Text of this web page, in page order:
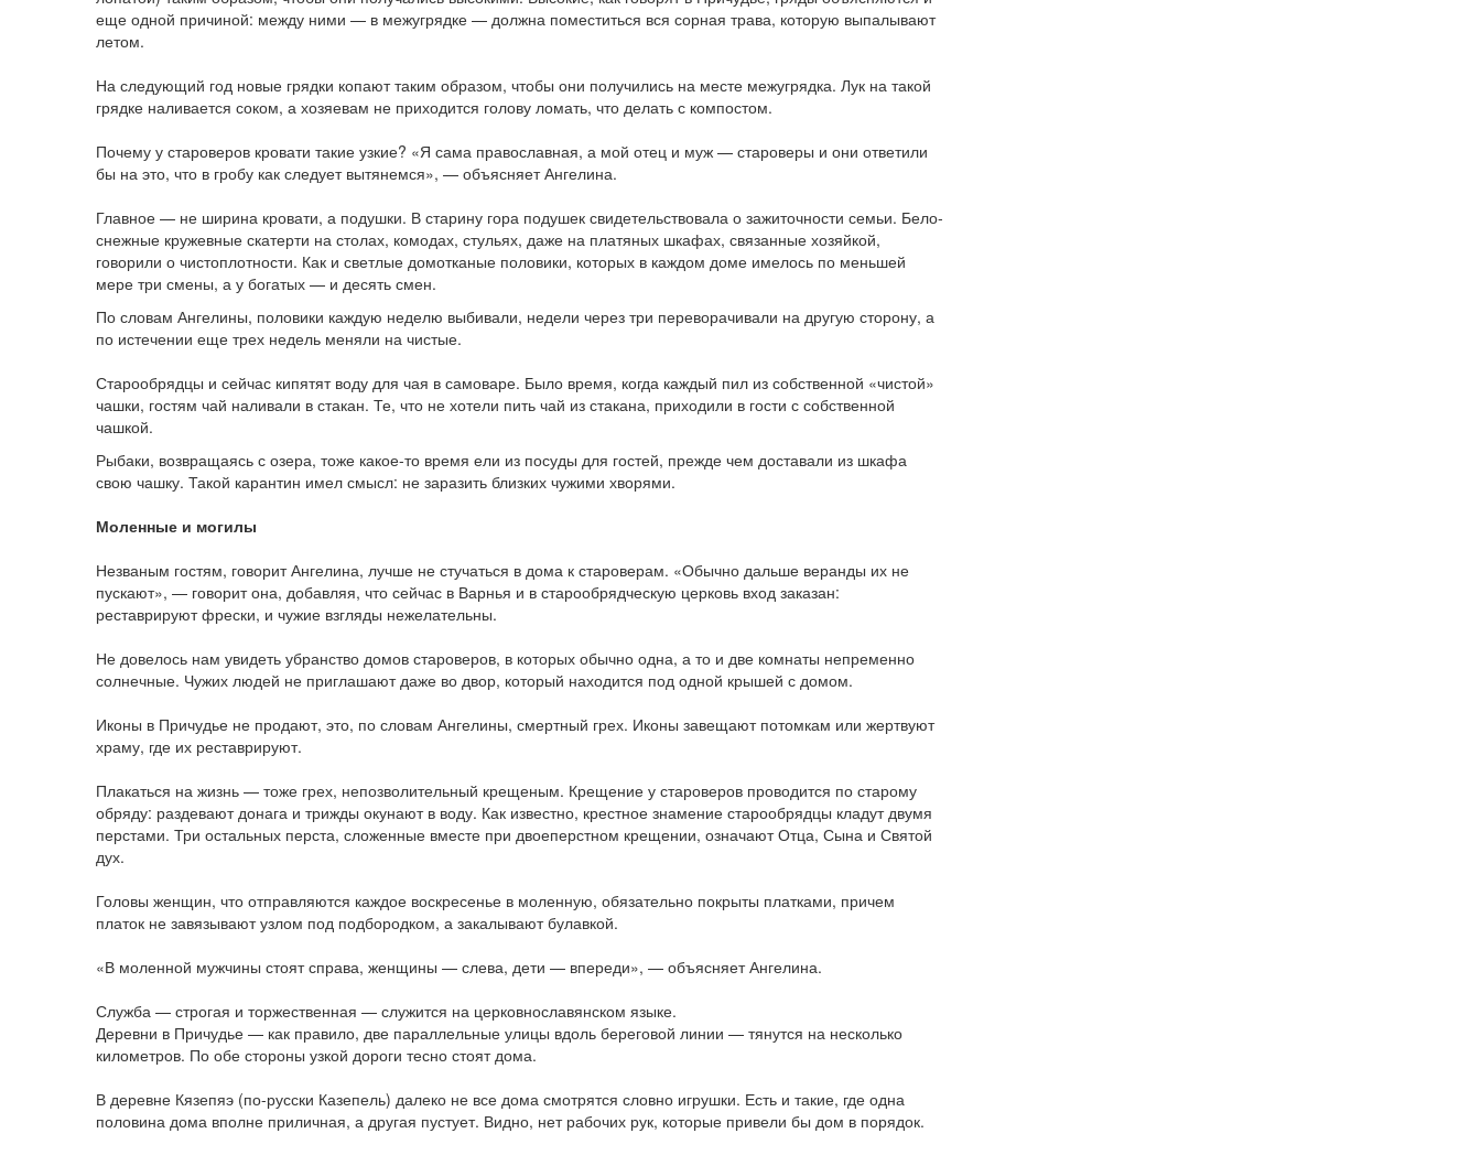
еще одной причиной: между ними — в межугрядке — должна помес­титься вся сорная трава, которую выпалывают
летом.
На следующий год новые грядки копают таким образом, чтобы они получились на месте межугрядка. Лук на такой
грядке наливается соком, а хозяевам не приходится голову ломать, что делать с компостом.
Почему у староверов кровати такие узкие? «Я сама православная, а мой отец и муж — староверы и они ответили
бы на это, что в гробу как следует вытянемся», — объясняет Ангелина.
Главное — не ширина кро­вати, а подушки. В старину го­ра подушек свидетельствовала о зажиточности семьи. Бело­
снежные кружевные скатерти на столах, комодах, стульях, да­же на платяных шкафах, свя­занные хозяйкой,
говорили о чис­топлотности. Как и светлые домотканые половики, ко­торых в каждом доме имелось по меньшей
мере три смены, а у богатых — и десять смен.
По словам Ангелины, половики каждую неделю выбивали, недели через три переворачивали на другую сторону, а
по истечении еще трех недель меняли на чистые.
Старообрядцы и сейчас кипятят воду для чая в самоваре. Было время, когда каждый пил из собственной «чис­той»
чашки, гостям чай наливали в стакан. Те, что не хотели пить чай из стакана, приходили в гости с собственной
чашкой.
Рыбаки, возвращаясь с озера, тоже какое-то время ели из посуды для гостей, прежде чем доставали из шкафа
свою чашку. Такой карантин имел смысл: не заразить близких чужими хворями.
Моленные и могилы
Незваным гостям, говорит Ангелина, лучше не стучаться в дома к староверам. «Обычно дальше веранды их не
пускают», — говорит она, добавляя, что сейчас в Варнья и в старообрядческую церковь вход заказан:
реставрируют фрески, и чужие взгляды нежелательны.
Не довелось нам увидеть убранство домов староверов, в которых обычно одна, а то и две комнаты непременно
солнечные. Чужих людей не приглашают даже во двор, который находится под од­ной крышей с домом.
Иконы в Причудье не продают, это, по словам Ангелины, смертный грех. Иконы завещают потомкам или жертвуют
храму, где их рес­таврируют.
Плакаться на жизнь — тоже грех, непозволительный кре­щеным. Крещение у старо­веров проводится по старому
обряду: раздевают донага и три­жды окунают в воду. Как из­вестно, крестное знамение старообрядцы кладут двумя
перстами. Три остальных перс­та, сложенные вместе при дво­е­­перстном крещении, означают Отца, Сына и Святой
дух.
Головы женщин, что отправляются каждое воскресенье в моленную, обязательно покрыты платками, причем
платок не завязывают узлом под подбородком, а закалывают булавкой.
«В моленной мужчины стоят справа, женщины — слева, дети — впереди», — объясняет Ангелина.
Служба — строгая и торжественная — служится на церковнославянском языке.
Деревни в Причудье — как правило, две параллельные улицы вдоль береговой линии — тянутся на несколько
километров. По обе стороны узкой дороги тесно стоят дома.
В деревне Кязепяэ (по-русски Казепель) далеко не все дома смотрятся словно игрушки. Есть и такие, где одна
половина дома вполне приличная, а другая пустует. Видно, нет рабочих рук, которые привели бы дом в порядок.